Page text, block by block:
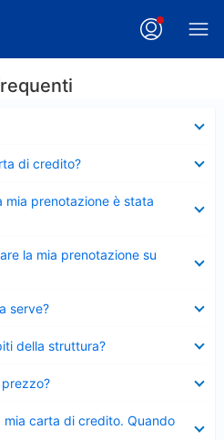
di credito?
mia prenotazione è stata
la mia prenotazione su
serve?
della struttura?
carta di credito. Quando